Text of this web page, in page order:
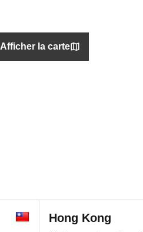
Afficher la carte
Hong Kong